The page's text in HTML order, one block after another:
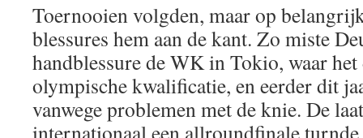
Toernooien volgden, maar op
blessures hem aan de kant. Zo miste
handblessure de WK in Tokio, waar
olympische kwalificatie, en eerder dit
vanwege problemen met de knie. De
internationaal een allroundfinale